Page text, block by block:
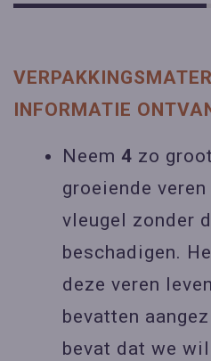
INFORMATIE
Neem 4 zo
groeiende
vleugel zonder
beschadigen.
deze veren
bevatten
bevat dat we